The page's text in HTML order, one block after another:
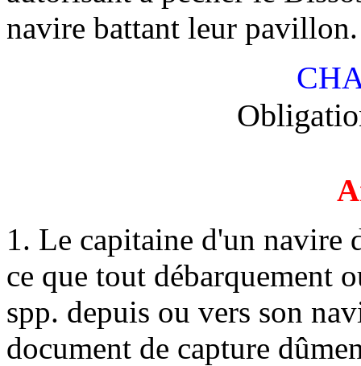
navire battant leur pavillon.
1. Le capitaine d'un navire
ce que tout débarquement
spp. depuis ou vers son
document de capture